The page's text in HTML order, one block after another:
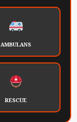
AMBULANS
RESCUE